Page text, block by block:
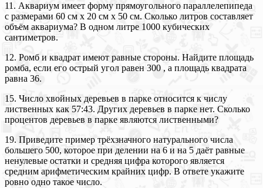
11. Аквариум имеет форму прямоугольного параллелепипеда
с размерами 60 см х 20 см х 50 см. Сколько литров составляет
объём аквариума? В одном литре 1000 кубических
сантиметров.
12. Ромб и квадрат имеют равные стороны. Найдите площадь
ромба, если его острый угол равен 300 , а площадь квадрата
равна 36.
15. Число хвойных деревьев в парке относится к числу
лиственных как 57:43. Других деревьев в парке нет. Сколько
процентов деревьев в парке являются лиственными?
19. Приведите пример трёхзначного натурального числа
большего 500, которое при делении на 6 и на 5 даёт равные
ненулевые остатки и средняя цифра которого является
средним арифметическим крайних цифр. В ответе укажите
ровно одно такое число.